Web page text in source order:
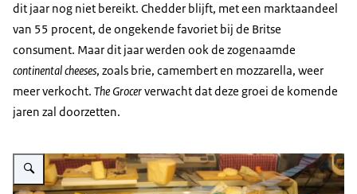
dit jaar nog niet bereikt. Chedder blijft, met een marktaandeel
van 55 procent, de ongekende favoriet bij de Britse
consument. Maar dit jaar werden ook de zogenaamde
continental cheeses, zoals brie, camembert en mozzarella, weer
meer verkocht. The Grocerverwacht dat deze groei de komende
jaren zal doorzetten.
Vergroot afbeelding kaas counter